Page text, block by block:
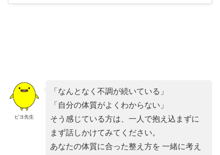
ピヨ先生
「なんとなく不調が続いている」
「自分の体質がよくわからない」
そう感じている方は、一人で抱え込まずに
まず話しかけてみてください。
あなたの体質に合った整え方を 一緒に考え